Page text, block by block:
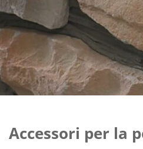
Accessori per la